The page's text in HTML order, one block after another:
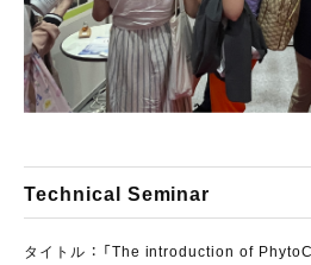
Technical Seminar
タイトル ： 「The introduction of